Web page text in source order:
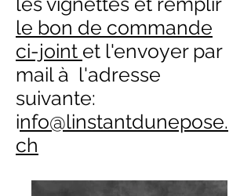
le bon de commande
ci-joint et l'envoyer par
mail à l'adresse
suivante:
info@linstantdunepose.
ch